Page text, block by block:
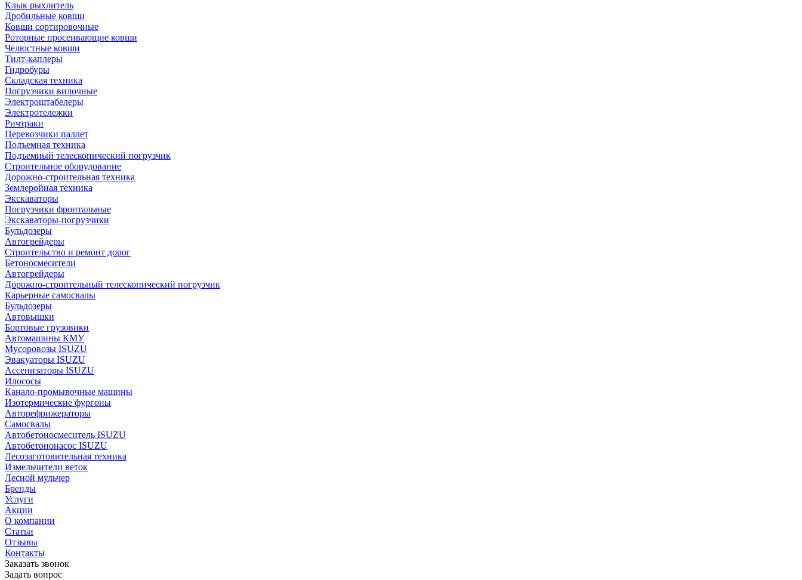
Клык рыхлитель
Дробильные ковши
Ковши сортировочные
Роторные просеивающие ковши
Челюстные ковши
Тилт-каплеры
Гидробуры
Складская техника
Погрузчики вилочные
Электроштабелеры
Электротележки
Ричтраки
Перевозчики паллет
Подъемная техника
Подъемный телескопический погрузчик
Строительное оборудование
Дорожно-строительная техника
Землеройная техника
Экскаваторы
Погрузчики фронтальные
Экскаваторы-погрузчики
Бульдозеры
Автогрейдеры
Строительство и ремонт дорог
Бетоносмесители
Автогрейдеры
Дорожно-строительный телескопический погрузчик
Карьерные самосвалы
Бульдозеры
Автовышки
Бортовые грузовики
Автомашины КМУ
Мусоровозы ISUZU
Эвакуаторы ISUZU
Ассенизаторы ISUZU
Илососы
Канало-промывочные машины
Изотермические фургоны
Авторефрижераторы
Самосвалы
Автобетоносмеситель ISUZU
Автобетононасос ISUZU
Лесозаготовительная техника
Измельчители веток
Лесной мульчер
Бренды
Услуги
Акции
О компании
Статьи
Отзывы
Контакты
Заказать звонок
Задать вопрос